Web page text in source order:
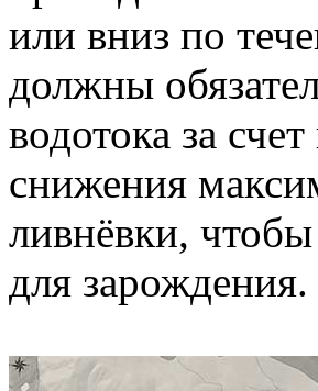
или вниз по
должны
водотока за
снижения
ливнёвки,
для зарождения.